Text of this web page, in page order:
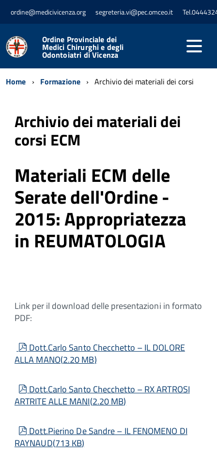
ordine@medicivicenza.org segreteria.vi@pec.omceo.it
Ordine Provinciale dei
Medici Chirurghi e degli
Odontoiatri di Vicenza
Home Formazione Archivio dei materiali dei corsi
Archivio dei materiali dei
corsi ECM
Materiali ECM delle
Serate dell'Ordine -
2015: Appropriatezza
in REUMATOLOGIA
Link per il download delle presentazioni in formato
PDF:
pdf
Dott.Carlo Santo Checchetto – IL DOLORE
ALLA MANO(2.20 MB)
pdf
Dott.Carlo Santo Checchetto – RX ARTROSI
ARTRITE ALLE MANI(2.20 MB)
pdf
Dott.Pierino De Sandre – IL FENOMENO DI
RAYNAUD(713 KB)